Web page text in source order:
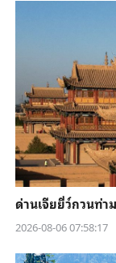
ด่านเจียยี่ว์กวนท่
2026-08-06 07:58:17